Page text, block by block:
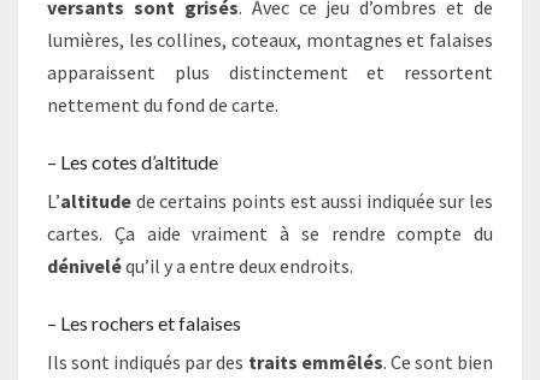
versants sont grisés. Avec ce jeu d’ombres et de
lumières, les collines, coteaux, montagnes et falaises
apparaissent plus distinctement et ressortent
nettement du fond de carte.
– Les cotes d’altitude
L’altitude de certains points est aussi indiquée sur les
cartes. Ça aide vraiment à se rendre compte du
déniveléqu’il y a entre deux endroits.
– Les rochers et falaises
Ils sont indiqués par des traits emmêlés. Ce sont bien